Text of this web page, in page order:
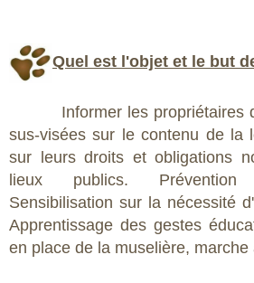
Quel est l'objet et le but
Informer les propriétaires
sus-visées sur le contenu de la
sur leurs droits et obligations
lieux publics.
Sensibilisation sur la nécessité
Apprentissage des gestes
en place de la muselière, marche